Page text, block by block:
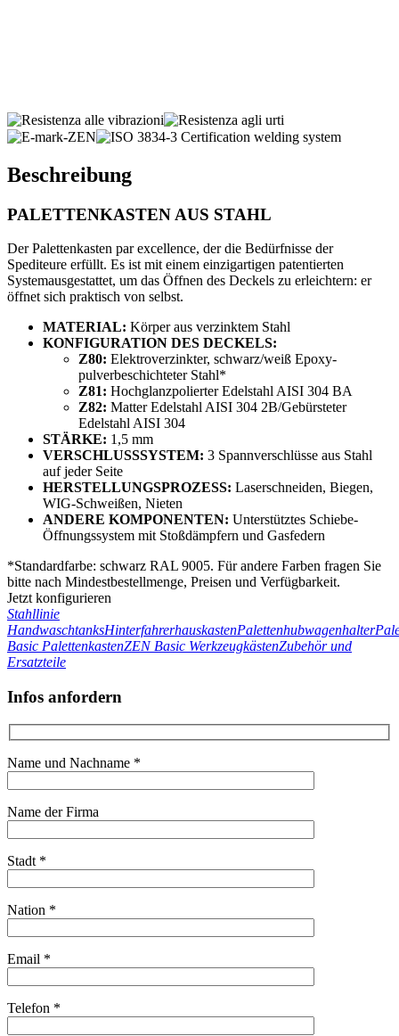
Beschreibung
PALETTENKASTEN AUS STAHL
Der Palettenkasten par excellence, der die Bedürfnisse der
Spediteure erfüllt. Es ist mit einem einzigartigen patentierten
Systemausgestattet, um das Öffnen des Deckels zu erleichtern: er
öffnet sich praktisch von selbst.
MATERIAL: Körper aus verzinktem Stahl
KONFIGURATION DES DECKELS:
Z80: Elektroverzinkter, schwarz/weiß Epoxy-
pulverbeschichteter Stahl*
Z81: Hochglanzpolierter Edelstahl AISI 304 BA
Z82: Matter Edelstahl AISI 304 2B/Gebürsteter
Edelstahl AISI 304
STÄRKE: 1,5 mm
VERSCHLUSSSYSTEM: 3 Spannverschlüsse aus Stahl
auf jeder Seite
HERSTELLUNGSPROZESS: Laserschneiden, Biegen,
WIG-Schweißen, Nieten
ANDERE KOMPONENTEN: Unterstütztes Schiebe-
Öffnungssystem mit Stoßdämpfern und Gasfedern
*Standardfarbe: schwarz RAL 9005. Für andere Farben fragen Sie
bitte nach Mindestbestellmenge, Preisen und Verfügbarkeit.
Jetzt konfigurieren
Stahllinie
HandwaschtanksHinterfahrerhauskastenPalettenhubwagenhalter
Basic PalettenkastenZEN Basic WerkzeugkästenZubehör und
Ersatzteile
Infos anfordern
Name und Nachname *
Name der Firma
Stadt *
Nation *
Email *
Telefon *